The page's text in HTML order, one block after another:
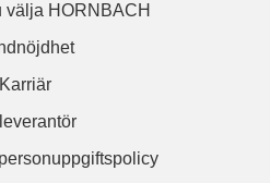
välja HORNBACH
Karriär